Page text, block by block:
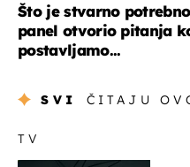
Što je stvarno
panel otvorio pitanja
postavljamo...
SVI ČITAJU
TV